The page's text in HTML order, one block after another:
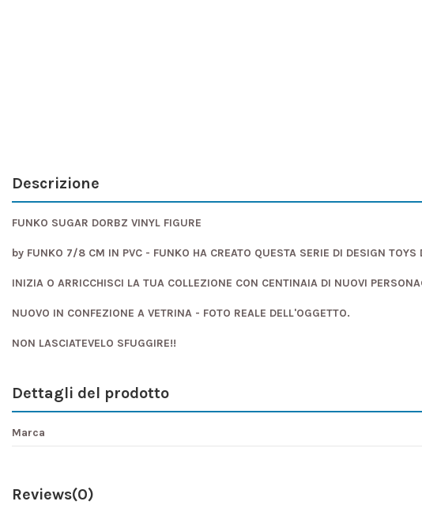
Descrizione
FUNKO SUGAR DORBZ VINYL FIGURE
by FUNKO 7/8 CM IN PVC - FUNKO HA CREATO QUESTA SERIE DI DESIGN TOYS
INIZIA O ARRICCHISCI LA TUA COLLEZIONE CON CENTINAIA DI NUOVI
NUOVO IN CONFEZIONE A VETRINA - FOTO REALE DELL'OGGETTO.
NON LASCIATEVELO SFUGGIRE!!
Dettagli del prodotto
Marca
Reviews(0)